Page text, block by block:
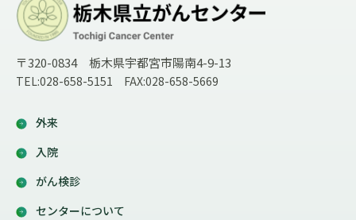
〒320-0834 栃木県宇都宮市陽南4-9-13
TEL:028-658-5151 FAX:028-658-5669
外来
入院
がん検診
センターについて